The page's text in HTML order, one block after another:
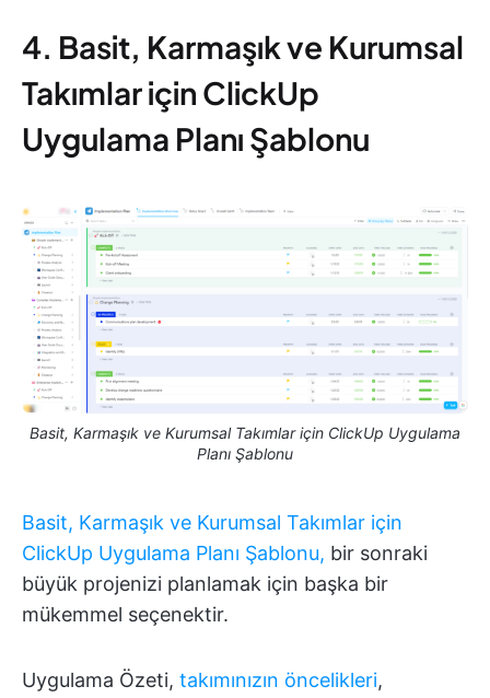
4. Basit, Karmaşık ve Kurumsal
Takımlar için ClickUp
Uygulama Planı Şablonu
Basit, Karmaşık ve Kurumsal Takımlar için ClickUp Uygulama
Planı Şablonu
Basit, Karmaşık ve Kurumsal Takımlar için
ClickUp Uygulama Planı Şablonu, bir sonraki
büyük projenizi planlamak için başka bir
mükemmel seçenektir.
Uygulama Özeti, takımınızın öncelikleri,